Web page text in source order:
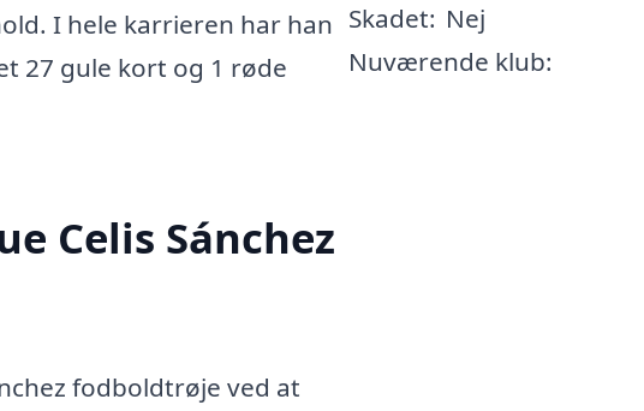
I hele karrieren har han
27 gule kort og 1 røde
Celis Sánchez
fodboldtrøje ved at
Skadet: Nej
Nuværende klub: